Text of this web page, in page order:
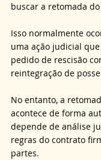
buscar a retomada
Isso normalmente
uma ação judicial
pedido de rescisão
reintegração de
No entanto, a
acontece de forma
depende de análise
regras do contrato
partes.